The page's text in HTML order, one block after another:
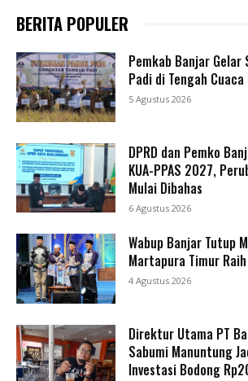
BERITA POPULER
Pemkab Banjar Gelar
Padi di Tengah
5 Agustus 2026
DPRD dan Pemko
KUA-PPAS 2027,
Mulai Dibahas
6 Agustus 2026
Wabup Banjar Tutup
Martapura Timur
4 Agustus 2026
Direktur Utama PT
Sabumi Manuntung
Investasi Bodong